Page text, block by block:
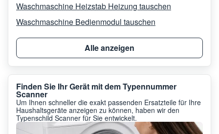
Waschmaschine Heizstab Heizung tauschen
Waschmaschine Bedienmodul tauschen
Alle anzeigen
Finden Sie Ihr Gerät mit dem Typennummer
Scanner
Um Ihnen schneller die exakt passenden Ersatzteile für Ihre
Haushaltsgeräte anzeigen zu können, haben wir den
Typenschild Scanner für Sie entwickelt.